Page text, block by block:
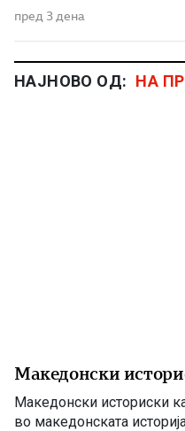
пред 3 дена
НАЈНОВО ОД: НА
Македонски
Македонски историски
во македонската